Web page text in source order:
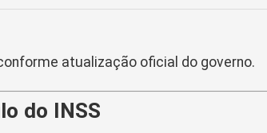
atualização oficial do governo.
do INSS